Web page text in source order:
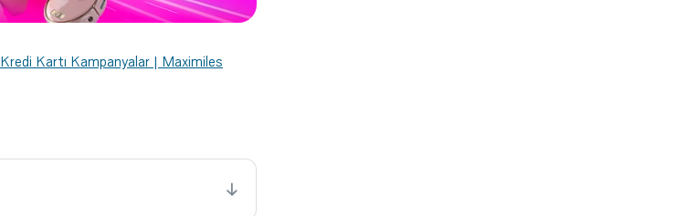
Kredi Kartı Kampanyalar | Maximiles